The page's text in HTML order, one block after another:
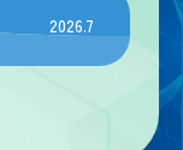
2026.7